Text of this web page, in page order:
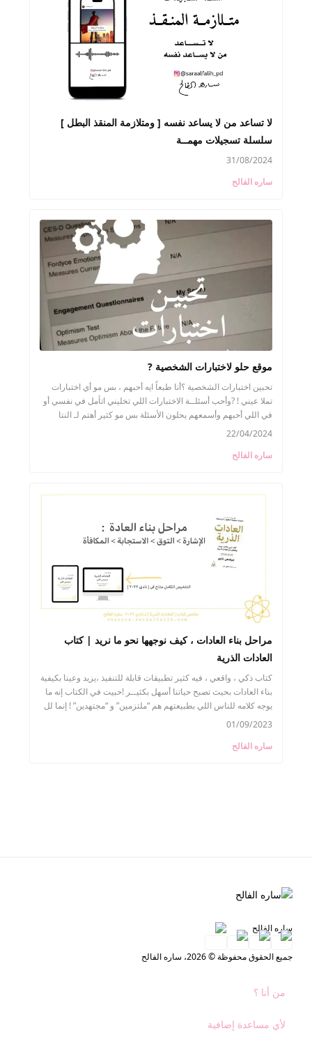
لا تساعد من لا يساعد نفسه [ ومتلازمة المنقذ البطل ]
سلسلة تسجيلات مهمــة
31/08/2024
ساره الفالح
موقع حلو لاختبارات الشخصية ?
تحبين اختبارات الشخصية ؟أنا طبعاً ايه أحبهم ، بس مو أي اختبارات
تملا عيني ! ?وأحب أسئلــة الاختبارات اللي تخليني اتأمل في نفسي أو
في اللي أحبهم وأسمعهم يحلون الأسئلة بس مو كثير أهتم لـ النتا
22/04/2024
ساره الفالح
مراحل بناء العادات ، كيف نوجهها نحو ما نريد | كتاب
العادات الذرية
كتاب ذكي ، واقعي ، فيه كثير تطبيقات قابلة للتنفيذ ،يزيد وعينا بكيفية
بناء العادات بحيث تصبح حياتنا أسهل بكثيــر !حبيت في الكتاب إنه ما
يوجه كلامه للناس اللي بطبيعتهم هم “ملتزمين” و “مجتهدين” ! إنما لل
01/09/2023
ساره الفالح
ساره الفالح
جميع الحقوق محفوظة © 2026، ساره الفالح
من أنا ؟
لأي مساعدة إضافية